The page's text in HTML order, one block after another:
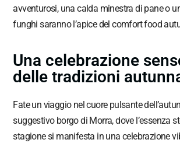
avventurosi, una calda minestra di pane o
funghi saranno l’apice del comfort food
Una celebrazione
delle tradizioni
Fate un viaggio nel cuore pulsante
suggestivo borgo di Morra, dove l’essenza
stagione si manifesta in una celebrazione